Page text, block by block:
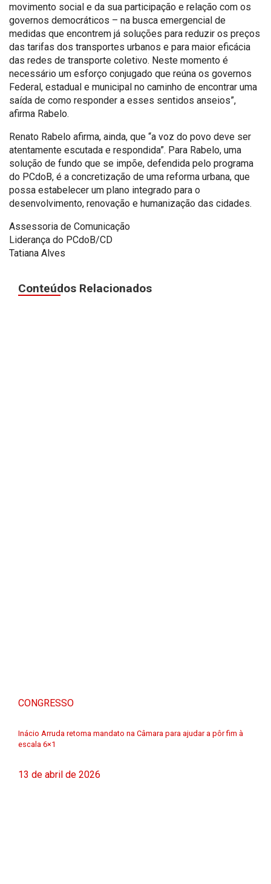
movimento social e da sua participação e relação com os
governos democráticos – na busca emergencial de
medidas que encontrem já soluções para reduzir os preços
das tarifas dos transportes urbanos e para maior eficácia
das redes de transporte coletivo. Neste momento é
necessário um esforço conjugado que reúna os governos
Federal, estadual e municipal no caminho de encontrar uma
saída de como responder a esses sentidos anseios”,
afirma Rabelo.
Renato Rabelo afirma, ainda, que “a voz do povo deve ser
atentamente escutada e respondida”. Para Rabelo, uma
solução de fundo que se impõe, defendida pelo programa
do PCdoB, é a concretização de uma reforma urbana, que
possa estabelecer um plano integrado para o
desenvolvimento, renovação e humanização das cidades.
Assessoria de Comunicação
Liderança do PCdoB/CD
Tatiana Alves
Conteúdos Relacionados
CONGRESSO
Inácio Arruda retoma mandato na Câmara para ajudar a pôr fim à
escala 6×1
13 de abril de 2026